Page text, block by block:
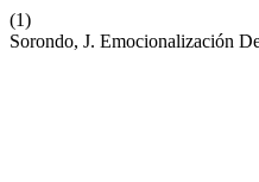
(1)
Sorondo, J. Emocionalización